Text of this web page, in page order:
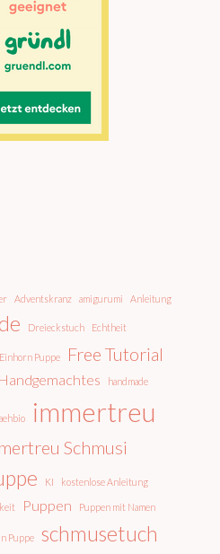
Adventskranz amigurumi Anleitung
Dreieckstuch Echtheit
Einhorn Puppe Free Tutorial
Handgemachtes handmade
immertreu
Schmusi
KI kostenlose Anleitung
Puppen Puppen mit Namen
Puppe schmusetuch